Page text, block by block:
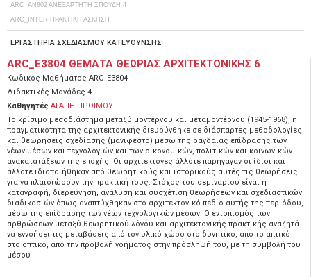
ARC_ΑΝ802 ΑΝΕΞΑΡΤΗΤΗ ΣΠΟΥΔΗ 4
ARC_ΙΝΤΕR ΠΡΑΚΤΙΚΗ ΑΣΚΗΣΗ
ΕΡΓΑΣΤΗΡΙΑ ΣΧΕΔΙΑΣΜΟΥ ΚΑΤΕΥΘΥΝΣΗΣ
ARC_E3804 ΘΕΜΑΤΑ ΘΕΩΡΙΑΣ ΑΡΧΙΤΕΚΤΟΝΙΚΗΣ 6
Κωδικός Μαθήματος ARC_E3804
Διδακτικές Μονάδες 4
Καθηγητές ΑΓΑΠΗ ΠΡΩΙΜΟΥ
Το κρίσιμο μεσοδιάστημα μεταξύ μοντέρνου και μεταμοντέρνου (1945-1968), η
πραγματικότητα της αρχιτεκτονικής διευρύνθηκε σε διάσπαρτες μεθοδολογίες
και θεωρήσεις σχεδίασης (μανιφέστο) μέσω της ραγδαίας επίδρασης των
νέων μέσων και τεχνολογιών και των οικονομικών, πολιτικών και κοινωνικών
ανακατατάξεων της εποχής. Οι αρχιτέκτονες άλλοτε παρήγαγαν οι ίδιοι και
άλλοτε ιδιοποιήθηκαν από θεωρητικούς και ιστορικούς αυτές τις θεωρήσεις
για να πλαισιώσουν την πρακτική τους. Στόχος του σεμιναρίου είναι η
καταγραφή, διερεύνηση, ανάλυση και συσχέτιση θεωρήσεων και σχεδιαστικών
διαδικασιών όπως αναπτύχθηκαν στο αρχιτεκτονικό πεδίο αυτής της περιόδου,
μέσω της επίδρασης των νέων τεχνολογικών μέσων. Ο εντοπισμός των
αρθρώσεων μεταξύ θεωρητικού λόγου και αρχιτεκτονικής πρακτικής αναζητά
να εννοήσει τις μεταβάσεις από τον υλικό χώρο στο δυνητικό, από το απτικό
στο οπτικό, από την προβολή νοήματος στην πρόσληψή του, με τη συμβολή του
μέσου